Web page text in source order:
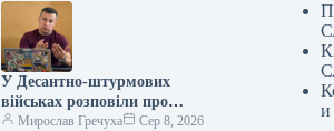
У Десантно-штурмових
військах розповіли про
основні причини СЗЧ
Мирослав Гречуха
Сер 8, 2026
и